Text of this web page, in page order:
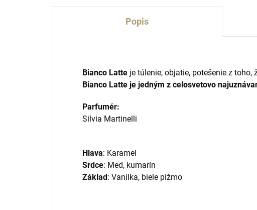
Popis
Bianco Latte je túlenie, objatie, potešenie z
Bianco Latte je jedným z celosvetovo
Parfumér:
Silvia Martinelli
Hlava: Karamel
Srdce: Med, kumarín
Základ : Vanilka, biele pižmo